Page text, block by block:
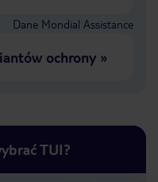
Dane Mondial Assistance
ochrony»
TUI?